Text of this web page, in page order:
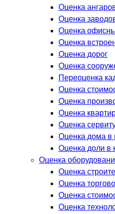
Оценка
Оценка
Оценка
Оценка
Оценка дорог
Оценка
Переоценка
Оценка
Оценка
Оценка
Оценка
Оценка дома в
Оценка доли в
Оценка
Оценка
Оценка
Оценка
Оценка